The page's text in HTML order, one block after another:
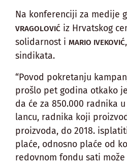
Na konferenciji za medije
VRAGOLOVIĆ iz Hrvatskog
solidarnost i MARIO IVEKOVIĆ
sindikata.
“Povod pokretanju
prošlo pet godina otkako
da će za 850.000 radnika
lancu, radnika koji
proizvoda, do 2018.
plaće, odnosno plaće od
redovnom fondu sati